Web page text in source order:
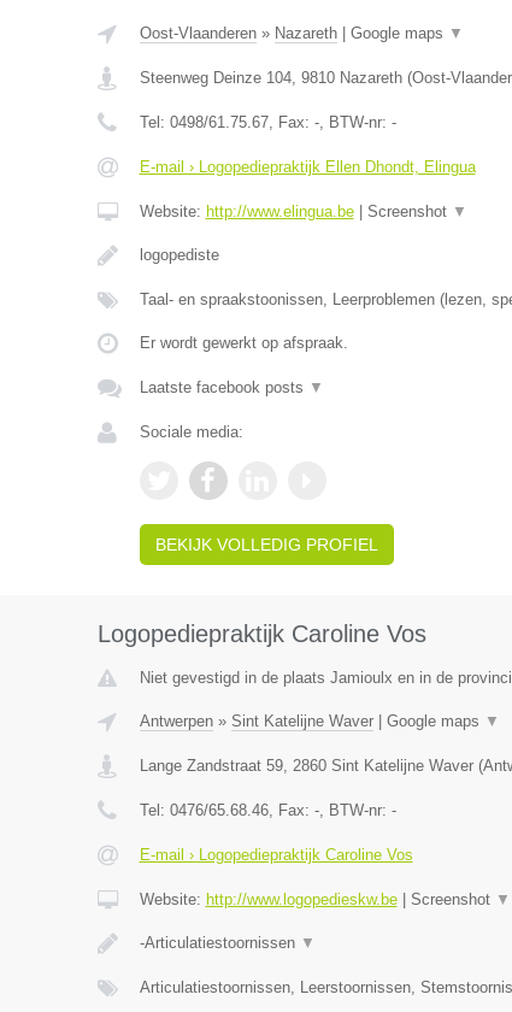
Oost-Vlaanderen» Nazareth| Google maps ▼
Steenweg Deinze 104, 9810 Nazareth(Oost-
Tel: 0498/61.75.67, Fax: -, BTW-nr: -
E-mail › Logopediepraktijk Ellen Dhondt, Elingua
Website: http://www.elingua.be| Screenshot ▼
logopediste
Taal- en spraakstoonissen, Leerproblemen (lezen,
Er wordt gewerkt op afspraak.
Laatste facebook posts ▼
Sociale media:
BEKIJK VOLLEDIG PROFIEL
Logopediepraktijk Caroline Vos
Niet gevestigd in de plaats Jamioulx en in de
Antwerpen» Sint Katelijne Waver| Google maps ▼
Lange Zandstraat 59, 2860 Sint Katelijne Waver(
Tel: 0476/65.68.46, Fax: -, BTW-nr: -
E-mail › Logopediepraktijk Caroline Vos
Website: http://www.logopedieskw.be| Screenshot ▼
-Articulatiestoornissen ▼
Articulatiestoornissen, Leerstoornissen,